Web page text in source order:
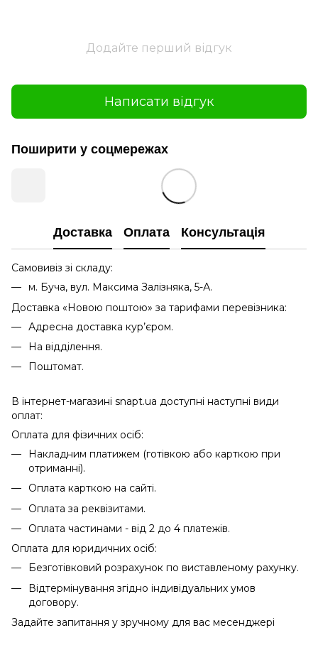
Додайте перший відгук
Написати відгук
Поширити у соцмережах
Доставка Оплата Консультація
Самовивіз зі складу:
м. Буча, вул. Максима Залізняка, 5-А.
Доставка «Новою поштою» за тарифами перевізника:
Адресна доставка кур’єром.
На відділення.
Поштомат.
В інтернет-магазині snapt.ua доступні наступні види
оплат:
Оплата для фізичних осіб:
Накладним платижем (готівкою або карткою при
отриманні).
Оплата карткою на сайті.
Оплата за реквізитами.
Оплата частинами - від 2 до 4 платежів.
Оплата для юридичних осіб:
Безготівковий розрахунок по виставленому рахунку.
Відтермінування згідно індивідуальних умов
договору.
Задайте запитання у зручному для вас месенджері